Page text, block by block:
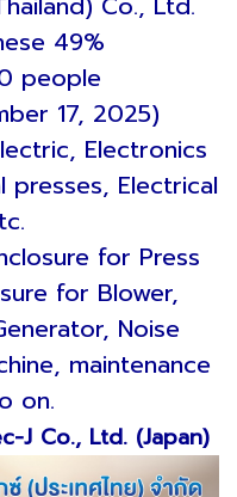
49%
people
17, 2025)
Electronics
Electrical
for Press
for Blower,
Noise
maintenance
on.
J Co., Ltd. (Japan)